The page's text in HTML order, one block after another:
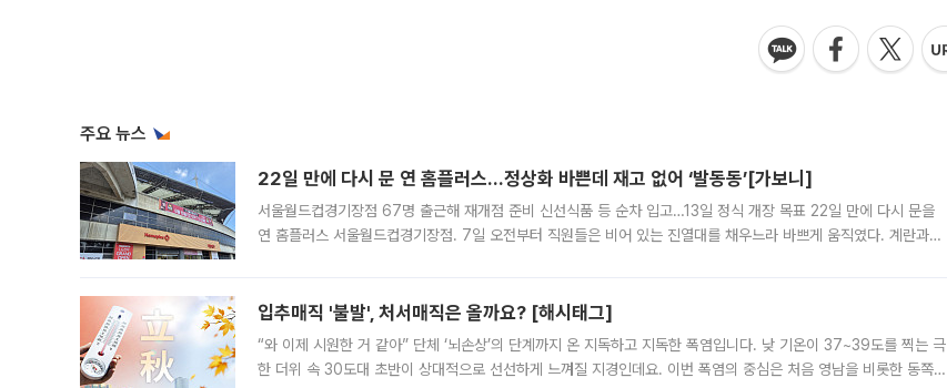
주요 뉴스
22일 만에 다시 문 연 홈플러스…정상화 바쁜데 재고 없어 ‘발동동’[가보니]
서울월드컵경기장점 67명 출근해 재개점 준비 신선식품 등 순차 입고…13일 정식 개장 목표 22일 만에 다시 문을
연 홈플러스 서울월드컵경기장점. 7일 오전부터 직원들은 비어 있는 진열대를 채우느라 바쁘게 움직였다. 계란과
입추매직 '불발', 처서매직은 올까요? [해시태그]
“와 이제 시원한 거 같아” 단체 ‘뇌손상’의 단계까지 온 지독하고 지독한 폭염입니다. 낮 기온이 37~39도를 찍는 극
한 더위 속 30도대 초반이 상대적으로 선선하게 느껴질 지경인데요. 이번 폭염의 중심은 처음 영남을 비롯한 동쪽